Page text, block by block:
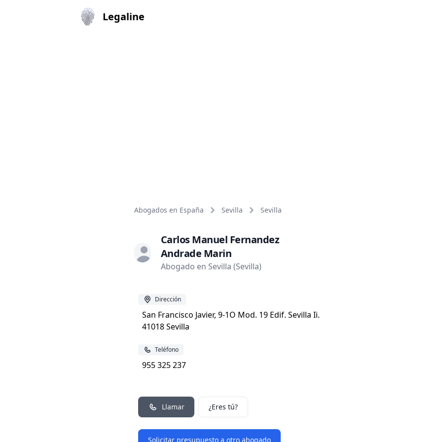
Legaline
Abogados en España Sevilla Sevilla
Carlos Manuel Fernandez
Andrade Marin
Abogado en Sevilla (Sevilla)
Dirección
San Francisco Javier, 9-1O Mod. 19 Edif. Sevilla Ii.
41018 Sevilla
Teléfono
955 325 237
Llamar ¿Eres tú?
Solicitar presupuesto a otro abogado